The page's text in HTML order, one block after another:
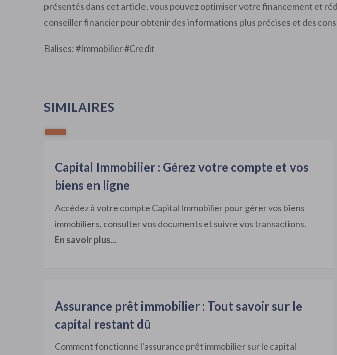
présentés dans cet article, vous pouvez optimiser votre financement et
conseiller financier pour obtenir des informations plus précises et des
Balises: #Immobilier#Credit
SIMILAIRES
Capital Immobilier : Gérez votre compte et vos
biens en ligne
Accédez à votre compte Capital Immobilier pour gérer vos biens
immobiliers, consulter vos documents et suivre vos transactions.
En savoir plus...
Assurance prêt immobilier : Tout savoir sur le
capital restant dû
Comment fonctionne l'assurance prêt immobilier sur le capital